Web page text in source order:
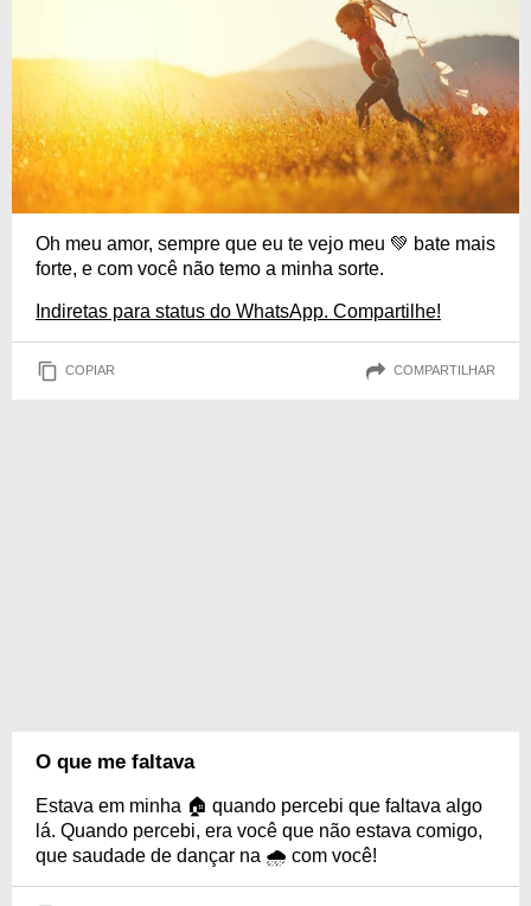
Oh meu amor, sempre que eu te vejo meu 💚 bate mais
forte, e com você não temo a minha sorte.
Indiretas para status do WhatsApp. Compartilhe!
COPIAR COMPARTILHAR
O que me faltava
Estava em minha 🏠 quando percebi que faltava algo
lá. Quando percebi, era você que não estava comigo,
que saudade de dançar na 🌧 com você!